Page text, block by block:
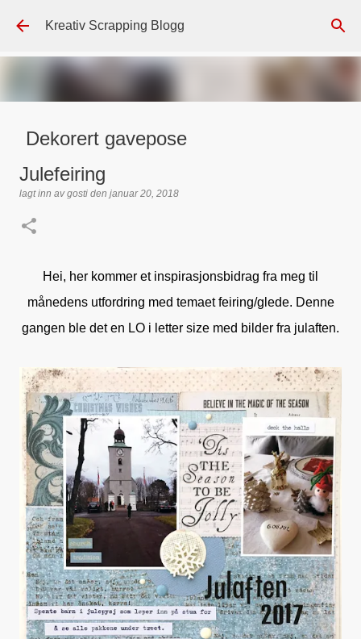
Gå til hovedinnhold
Kreativ Scrapping Blogg
Dekorert gavepose
GAVEPOSE / POSEKORT
Julefeiring
lagt inn avgosti den januar 20, 2018
Hei, her kommer et inspirasjonsbidrag fra meg til
månedens utfordring med temaet feiring/glede. Denne
gangen ble det en LO i letter size med bilder fra julaften.